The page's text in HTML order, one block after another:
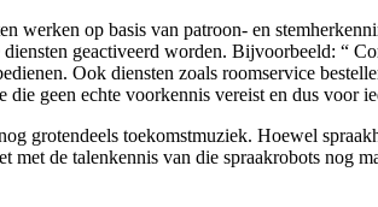
op basis van patroon- en
geactiveerd worden. Bijvoorbeeld: “
Ook diensten zoals roomservice
geen echte voorkennis vereist en dus voor
grotendeels toekomstmuziek. Hoewel
de talenkennis van die spraakrobots nog